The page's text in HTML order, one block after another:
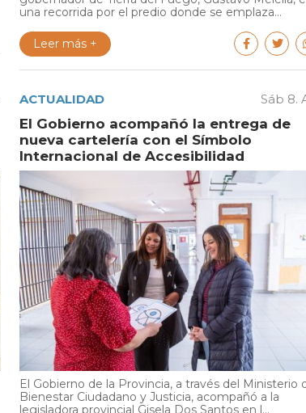
una recorrida por el predio donde se emplaza...
Leer más +
ACTUALIDAD Sáb 8.
El Gobierno acompañó la entrega de
nueva cartelería con el Símbolo
Internacional de Accesibilidad
El Gobierno de la Provincia, a través del Ministerio
Bienestar Ciudadano y Justicia, acompañó a la
legisladora provincial Gisela Dos Santos en l...